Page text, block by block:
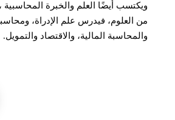
ويكتسب أيضًا العلم والخبرة المحاسبية
من العلوم، فيدرس علم الإدراة،
والمحاسبة المالية، والاقتصاد والتمويل.